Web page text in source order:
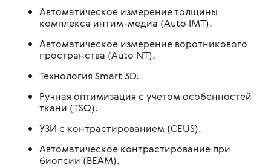
Автоматическое измерение толщины
комплекса интим-медиа (Auto IMT).
Автоматическое измерение воротникового
пространства (Auto NT).
Технология Smart 3D.
Ручная оптимизация с учетом особенностей
ткани (TSO).
УЗИ с контрастированием (CEUS).
Автоматическое контрастирование при
биопсии (BEAM).